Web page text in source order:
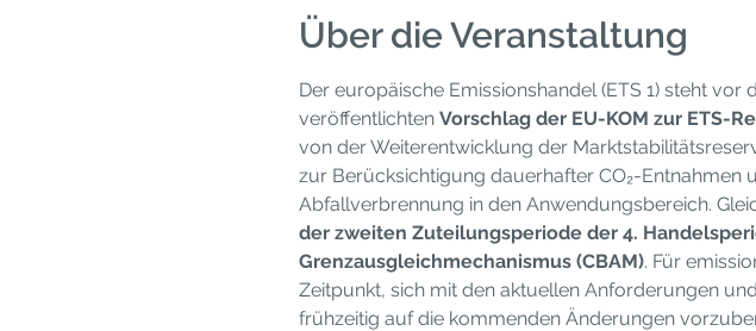
Über die Veranstaltung
Der europäische Emissionshandel (ETS 1) steht vor
veröffentlichten Vorschlag der EU-KOM zur ETS-
von der Weiterentwicklung der
zur Berücksichtigung dauerhafter CO₂-
Abfallverbrennung in den Anwendungsbereich.
der zweiten Zuteilungsperiode der 4.
Grenzausgleichmechanismus (CBAM). Für
Zeitpunkt, sich mit den aktuellen Anforderungen
frühzeitig auf die kommenden Änderungen